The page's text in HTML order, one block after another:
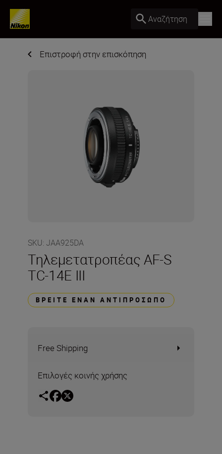
Αναζήτηση
Επιστροφή στην επισκόπηση
SKU: JAA925DA
Τηλεμετατροπέας AF-S
TC-14E III
ΒΡΕΊΤΕ ΈΝΑΝ ΑΝΤΙΠΡΌΣΩΠΟ
Free Shipping
Επιλογές κοινής χρήσης